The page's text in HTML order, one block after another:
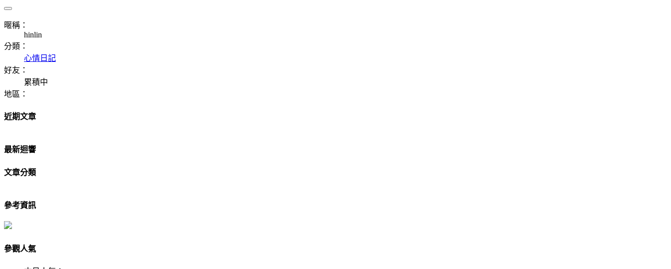
暱稱：
hinlin
分類：
心情日記
好友：
累積中
地區：
近期文章
最新迴響
文章分類
參考資訊
參觀人氣